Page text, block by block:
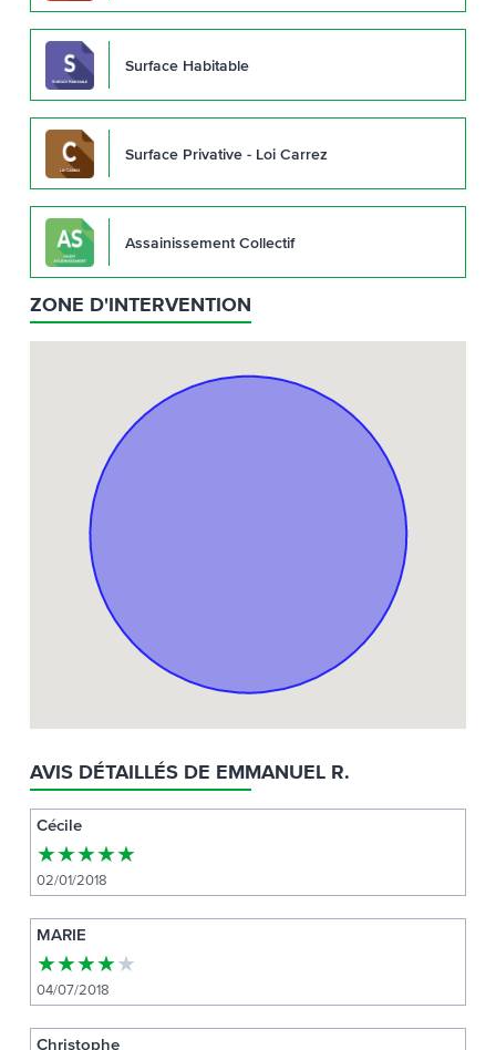
Surface Habitable
Surface Privative - Loi Carrez
Assainissement Collectif
ZONE D'INTERVENTION
AVIS DÉTAILLÉS DE EMMANUEL R.
Cécile
★★★★★
02/01/2018
MARIE
★★★★★
04/07/2018
Christophe